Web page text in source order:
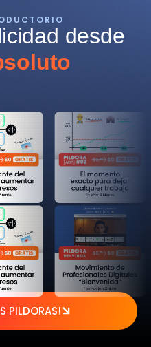
desde
PILDORAS!